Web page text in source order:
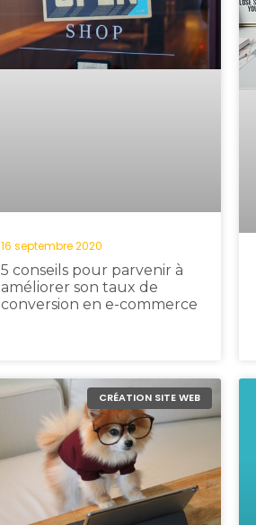
5 conseils pour parvenir à
améliorer son taux de
conversion en e-commerce
16 septembre 2020
CRÉATION SITE WEB